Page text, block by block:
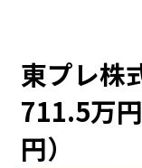
東プレ株
711.5万
円）